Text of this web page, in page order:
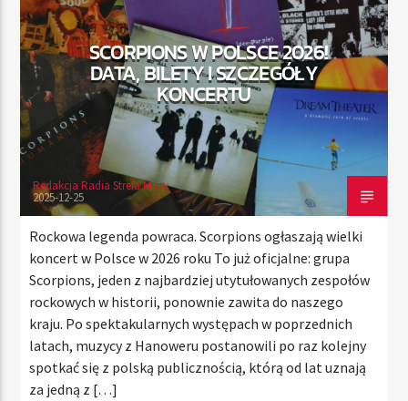
TERAZ
RADIO STREFA MUZY
00:00 24:00
SCORPIONS W POLSCE 2026!
DATA, BILETY I SZCZEGÓŁY
KONCERTU
Redakcja Radia Strefa Muzy
2025-12-25
Rockowa legenda powraca. Scorpions ogłaszają wielki
koncert w Polsce w 2026 roku To już oficjalne: grupa
Scorpions, jeden z najbardziej utytułowanych zespołów
rockowych w historii, ponownie zawita do naszego
kraju. Po spektakularnych występach w poprzednich
latach, muzycy z Hanoweru postanowili po raz kolejny
spotkać się z polską publicznością, którą od lat uznają
za jedną z […]